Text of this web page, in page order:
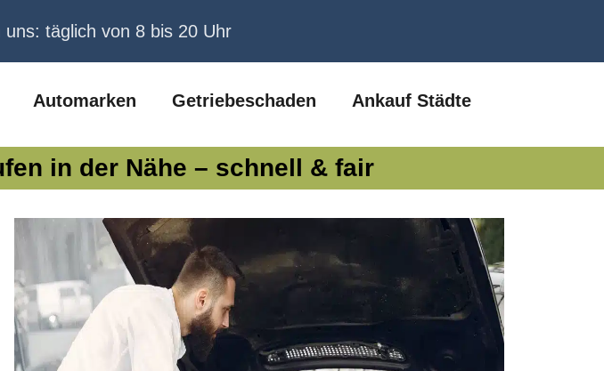
uns: täglich von 8 bis 20 Uhr
Automarken Getriebeschaden Ankauf Städte
in der Nähe – schnell & fair